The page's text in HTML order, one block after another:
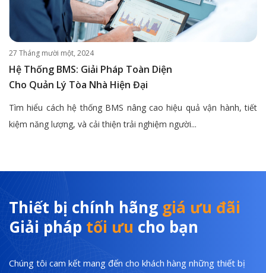
27 Tháng mười một, 2024
Hệ Thống BMS: Giải Pháp Toàn Diện
Cho Quản Lý Tòa Nhà Hiện Đại
Tìm hiểu cách hệ thống BMS nâng cao hiệu quả vận hành, tiết
kiệm năng lượng, và cải thiện trải nghiệm người...
Thiết bị chính hãng giá ưu đãi
Giải pháp tối ưu cho bạn
Chúng tôi cam kết mang đến cho khách hàng những thiết bị